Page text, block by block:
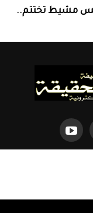
مشيط تختتم..